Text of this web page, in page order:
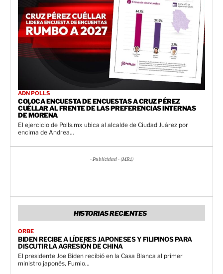
ADN POLLS
COLOCA ENCUESTA DE ENCUESTAS A CRUZ PÉREZ
CUÉLLAR AL FRENTE DE LAS PREFERENCIAS INTERNAS
DE MORENA
El ejercicio de Polls.mx ubica al alcalde de Ciudad Juárez por
encima de Andrea...
- Publicidad - (MR1)
HISTORIAS RECIENTES
ORBE
BIDEN RECIBE A LÍDERES JAPONESES Y FILIPINOS PARA
DISCUTIR LA AGRESIÓN DE CHINA
El presidente Joe Biden recibió en la Casa Blanca al primer
ministro japonés, Fumio...